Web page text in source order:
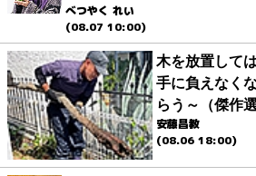
べつやく れい
(08.07 10:00)
木を放置して
手に負えなく
らう～（傑作選
安藤昌教
(08.06 18:00)